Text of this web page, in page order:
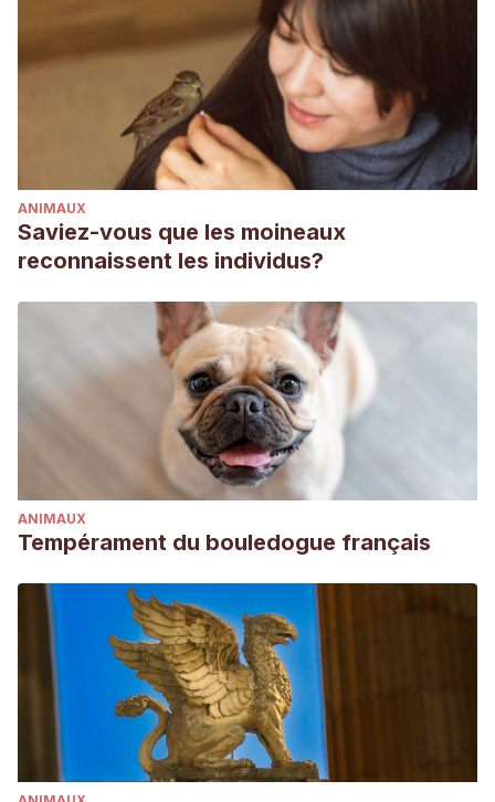
ANIMAUX
Saviez-vous que les moineaux
reconnaissent les individus?
ANIMAUX
Tempérament du bouledogue français